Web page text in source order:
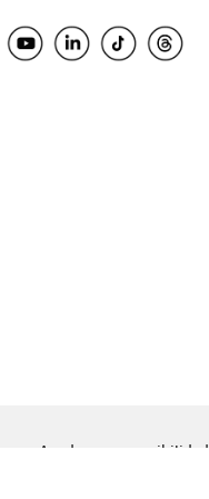
Ayuda para accesibilidad